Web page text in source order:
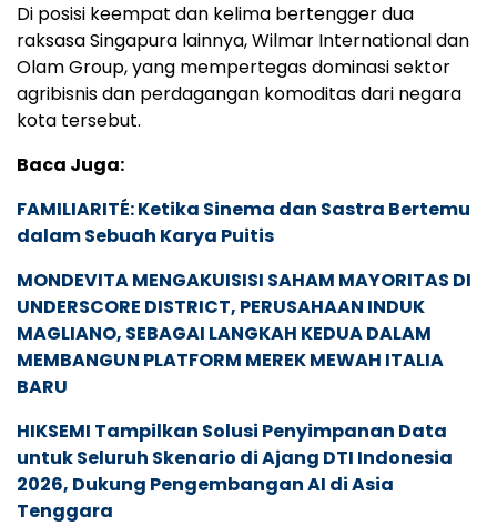
Di posisi keempat dan kelima bertengger dua
raksasa Singapura lainnya, Wilmar International dan
Olam Group, yang mempertegas dominasi sektor
agribisnis dan perdagangan komoditas dari negara
kota tersebut.
Baca Juga:
FAMILIARITÉ: Ketika Sinema dan Sastra Bertemu
dalam Sebuah Karya Puitis
MONDEVITA MENGAKUISISI SAHAM MAYORITAS DI
UNDERSCORE DISTRICT, PERUSAHAAN INDUK
MAGLIANO, SEBAGAI LANGKAH KEDUA DALAM
MEMBANGUN PLATFORM MEREK MEWAH ITALIA
BARU
HIKSEMI Tampilkan Solusi Penyimpanan Data
untuk Seluruh Skenario di Ajang DTI Indonesia
2026, Dukung Pengembangan AI di Asia
Tenggara